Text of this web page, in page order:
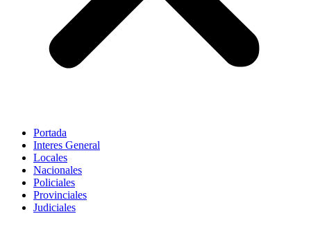
Portada
Interes General
Locales
Nacionales
Policiales
Provinciales
Judiciales